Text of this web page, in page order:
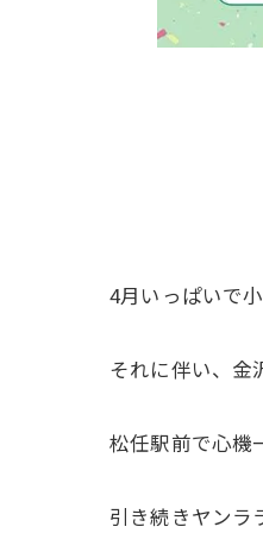
4月いっぱいで
それに伴い、金
松任駅前で心機
引き続きヤンラ